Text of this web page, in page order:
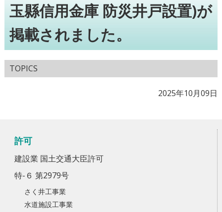
玉縣信用金庫 防災井戸設置)が
掲載されました。
TOPICS
2025年10月09日
許可
建設業 国土交通大臣許可
特-６ 第2979号
さく井工事業
水道施設工事業